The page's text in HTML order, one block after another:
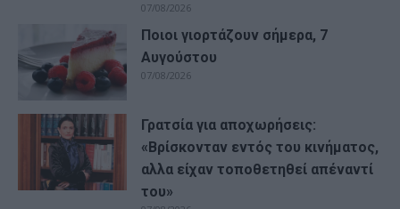
07/08/2026
Ποιοι γιορτάζουν σήμερα, 7
Αυγούστου
07/08/2026
Γρατσία για αποχωρήσεις:
«Bρίσκονταν εντός του κινήματος,
αλλα είχαν τοποθετηθεί απέναντί
του»